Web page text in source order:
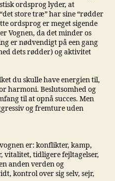
ordsprog lyder, at
store træ” har sine “rødder
ordsprog er meget sigende
Vognen, da det minder os
er nødvendigt på een gang
dets rødder) og aktivitet
du skulle have energien til,
harmoni. Beslutsomhed og
til at opnå succes. Men
og fremture uden
er: konflikter, kamp,
vitalitet, tidligere fejltagelser,
anden verden og
kontrol over sig selv, sejr,